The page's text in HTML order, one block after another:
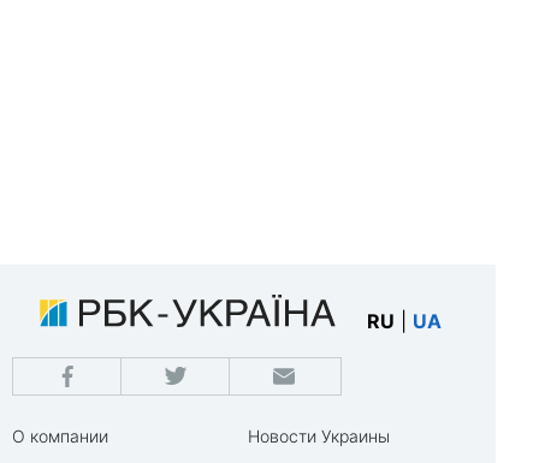
RU UA
О компании
Новости Украины